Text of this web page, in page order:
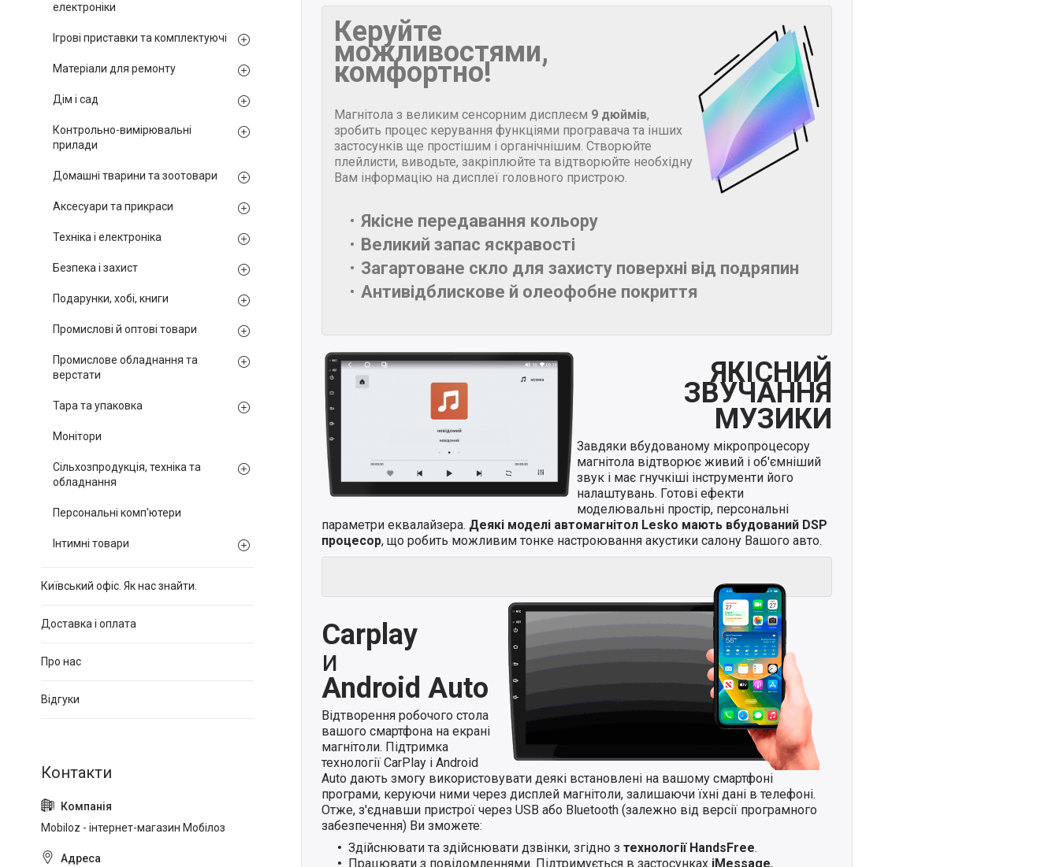
Керуйте
можливостями,
комфортно!
Магнітола з великим сенсорним дисплеєм 9 дюймів,
зробить процес керування функціями програвача та інших
застосунків ще простішим і органічнішим. Створюйте
плейлисти, виводьте, закріплюйте та відтворюйте необхідну
Вам інформацію на дисплеї головного пристрою.
Якісне передавання кольору
Великий запас яскравості
Загартоване скло для захисту поверхні від подряпин
Антивідблискове й олеофобне покриття
ЯКІСНИЙ
ЗВУЧАННЯ
МУЗИКИ
Завдяки вбудованому мікропроцесору
магнітола відтворює живий і об'ємніший
звук і має гнучкіші інструменти його
налаштувань. Готові ефекти
моделювальні простір, персональні
параметри еквалайзера. Деякі моделі автомагнітол Lesko мають вбудований DSP
процесор, що робить можливим тонке настроювання акустики салону Вашого авто.
Carplay
и
Android Auto
Відтворення робочого стола
вашого смартфона на екрані
магнітоли. Підтримка
технології CarPlay і Android
Auto дають змогу використовувати деякі встановлені на вашому смартфоні
програми, керуючи ними через дисплей магнітоли, залишаючи їхні дані в телефоні.
Отже, з'єднавши пристрої через USB або Bluetooth (залежно від версії програмного
забезпечення) Ви зможете:
Здійснювати та здійснювати дзвінки, згідно з технології HandsFree.
Працювати з повідомленнями. Підтримується в застосунках iMessage,
електроніки
Ігрові приставки та комплектуючі
Матеріали для ремонту
Дім і сад
Контрольно-вимірювальні
прилади
Домашні тварини та зоотовари
Аксесуари та прикраси
Техніка і електроніка
Безпека і захист
Подарунки, хобі, книги
Промислові й оптові товари
Промислове обладнання та
верстати
Тара та упаковка
Монітори
Сільхозпродукція, техніка та
обладнання
Персональні комп'ютери
Інтимні товари
Київський офіс. Як нас знайти.
Доставка і оплата
Про нас
Відгуки
Mobiloz - інтернет-магазин Мобілоз